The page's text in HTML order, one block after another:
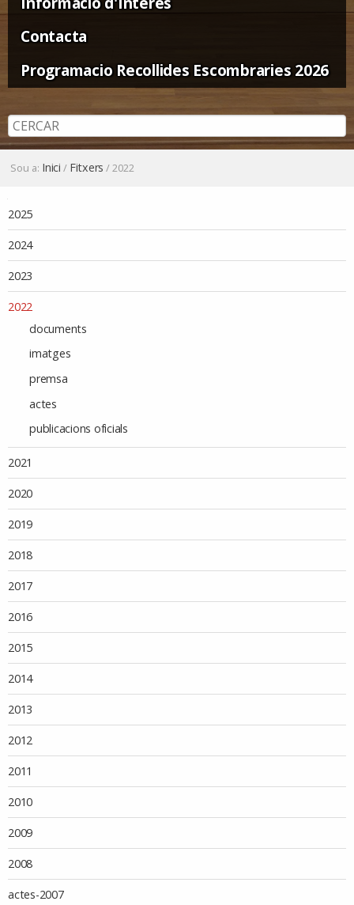
Contacta
Programacio Recollides Escombraries 2026
Sou a: Inici / Fitxers /2022
2025
2024
2023
2022
documents
imatges
premsa
actes
publicacions oficials
2021
2020
2019
2018
2017
2016
2015
2014
2013
2012
2011
2010
2009
2008
actes-2007